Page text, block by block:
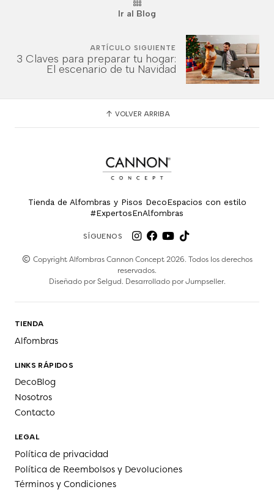
Ir al Blog
ARTÍCULO SIGUIENTE
3 Claves para preparar tu hogar:
El escenario de tu Navidad
VOLVER ARRIBA
Tienda de Alfombras y Pisos DecoEspacios con estilo
#ExpertosEnAlfombras
SÍGUENOS
Copyright Alfombras Cannon Concept 2026. Todos los derechos
reservados.
Diseñado porSelgud. Desarrollado porJumpseller.
TIENDA
Alfombras
LINKS RÁPIDOS
DecoBlog
Nosotros
Contacto
LEGAL
Política de privacidad
Política de Reembolsos y Devoluciones
Términos y Condiciones